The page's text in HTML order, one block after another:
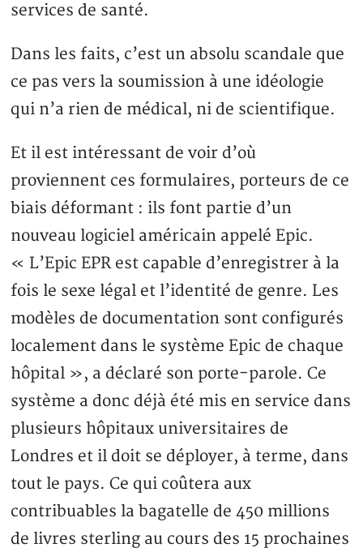
services de santé.
Dans les faits, c’est un absolu scandale que
ce pas vers la soumission à une idéologie
qui n’a rien de médical, ni de scientifique.
Et il est intéressant de voir d’où
proviennent ces formulaires, porteurs de ce
biais déformant : ils font partie d’un
nouveau logiciel américain appelé Epic.
« L’Epic EPR est capable d’enregistrer à la
fois le sexe légal et l’identité de genre. Les
modèles de documentation sont configurés
localement dans le système Epic de chaque
hôpital », a déclaré son porte-parole. Ce
système a donc déjà été mis en service dans
plusieurs hôpitaux universitaires de
Londres et il doit se déployer, à terme, dans
tout le pays. Ce qui coûtera aux
contribuables la bagatelle de 450 millions
de livres sterling au cours des 15 prochaines